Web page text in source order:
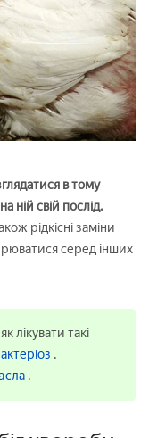
в тому
ній свій послід.
рідкісні заміни
серед інших
лікувати такі
,
.